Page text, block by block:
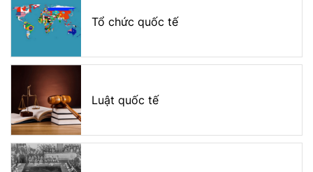
Tổ chức quốc tế
Luật quốc tế